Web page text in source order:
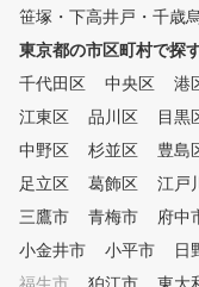
並列処理という特徴
量に記憶、覚えたこと
でも忘れず(いつでも
ことができる)という
ルフ上達が誰にでも
ます。 あの有名プロも使用し
ている魔法のクラン
具はそのようなテー
に覚えるまさに体で
となります。 姉妹店のSWING2
笹塚・下高井戸・千歳
東京都の市区町村で探
千代田区
中央区 港
江東区
品川区 目黒
中野区
杉並区 豊島
足立区
葛飾区 江戸
三鷹市
青梅市 府中
小金井市
小平市 日